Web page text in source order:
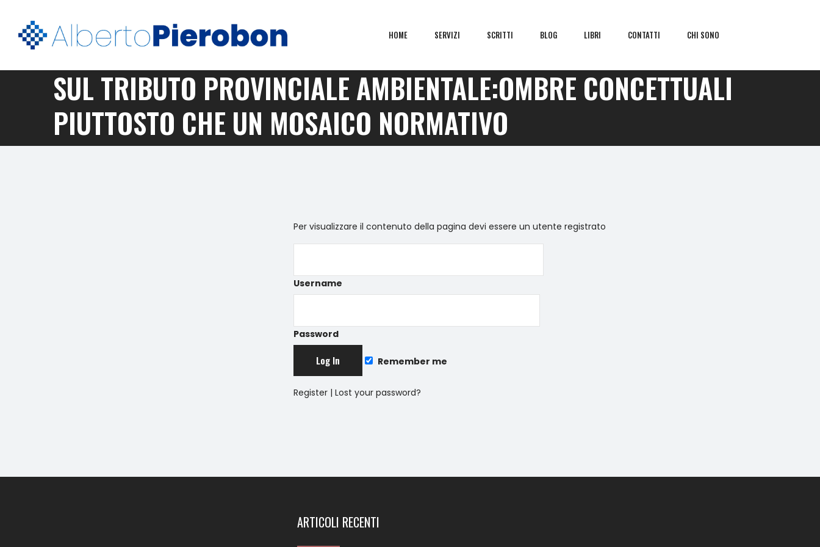
HOME SERVIZI SCRITTI BLOG LIBRI CONTATTI CHI SONO
SUL TRIBUTO PROVINCIALE AMBIENTALE:OMBRE CONCETTUALI
PIUTTOSTO CHE UN MOSAICO NORMATIVO
Per visualizzare il contenuto della pagina devi essere un utente registrato
Username
Password
Remember me
Register |Lost your password?
ARTICOLI RECENTI